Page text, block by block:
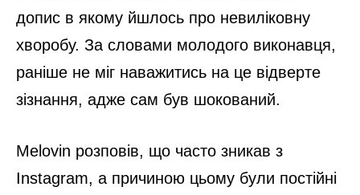
допис в якому йшлось про невиліковну
хворобу. За словами молодого виконавця,
раніше не міг наважитись на це відверте
зізнання, адже сам був шокований.
Melovin розповів, що часто зникав з
Instagram, а причиною цьому були постійні